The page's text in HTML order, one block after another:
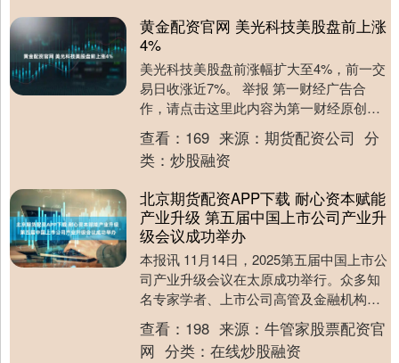
黄金配资官网 美光科技美股盘前上涨
4%
美光科技美股盘前涨幅扩大至4%，前一交
易日收涨近7%。 举报 第一财经广告合
作，请点击这里此内容为第一财经原创，
著作权归第一财经所有。未经第一财经书
面授权，不得....
查看： 169 来源： 期货配资公司 分
类： 炒股融资
北京期货配资APP下载 耐心资本赋能
产业升级 第五届中国上市公司产业升
级会议成功举办
本报讯 11月14日，2025第五届中国上市公
司产业升级会议在太原成功举行。众多知
名专家学者、上市公司高管及金融机构代
表等嘉宾齐聚一堂，携手展望耐心资本与
上市公....
查看： 198 来源： 牛管家股票配资官
网 分类： 在线炒股融资